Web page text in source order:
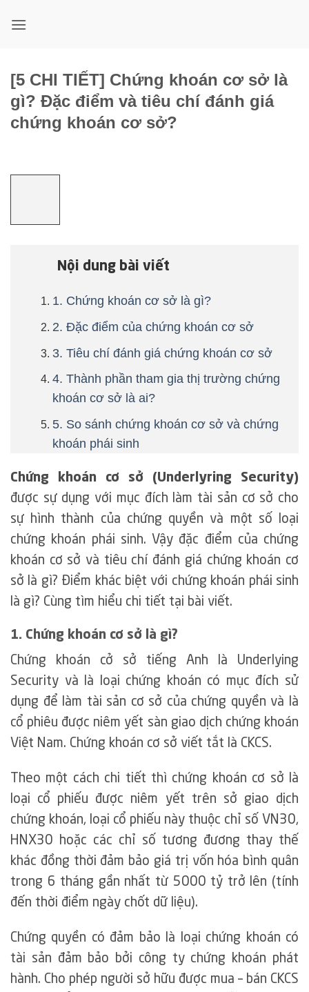
qua
[5 CHI TIẾT] Chứng khoán cơ sở là
gì? Đặc điểm và tiêu chí đánh giá
chứng khoán cơ sở?
Nội dung bài viết
1. Chứng khoán cơ sở là gì?
2. Đặc điểm của chứng khoán cơ sở
3. Tiêu chí đánh giá chứng khoán cơ sở
4. Thành phần tham gia thị trường chứng
khoán cơ sở là ai?
5. So sánh chứng khoán cơ sở và chứng
khoán phái sinh
Chứng khoán cơ sở (Underlyring Security)
được sự dụng với mục đích làm tài sản cơ sở cho
sự hình thành của chứng quyền và một số loại
chứng khoán phái sinh. Vậy đặc điểm của chứng
khoán cơ sở và tiêu chí đánh giá chứng khoán cơ
sở là gì? Điểm khác biệt với chứng khoán phái sinh
là gì? Cùng tìm hiểu chi tiết tại bài viết.
1. Chứng khoán cơ sở là gì?
Chứng khoán cở sở tiếng Anh là Underlying
Security và là loại chứng khoán có mục đích sử
dụng để làm tài sản cơ sở của chứng quyền và là
cổ phiêu được niêm yết sàn giao dịch chứng khoán
Việt Nam. Chứng khoán cơ sở viết tắt là CKCS.
Theo một cách chi tiết thì chứng khoán cơ sở là
loại cổ phiếu được niêm yết trên sở giao dịch
chứng khoán, loại cổ phiếu này thuộc chỉ số VN30,
HNX30 hoặc các chỉ số tương đương thay thế
khác đồng thời đảm bảo giá trị vốn hóa bình quân
trong 6 tháng gần nhất từ 5000 tỷ trở lên (tính
đến thời điểm ngày chốt dữ liệu).
Chứng quyền có đảm bảo là loại chứng khoán có
tài sản đảm bảo bởi công ty chứng khoán phát
hành. Cho phép người sở hữu được mua – bán CKCS